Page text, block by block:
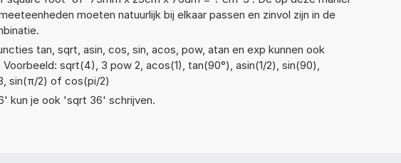
moeten natuurlijk bij elkaar passen en zinvol zijn in de
tan, sqrt, asin, cos, sin, acos, pow, atan en exp kunnen ook
sqrt(4), 3 pow 2, acos(1), tan(90°), asin(1/2), sin(90),
sin(π/2) of cos(pi/2)
kun je ook 'sqrt 36' schrijven.